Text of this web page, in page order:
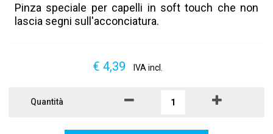
Pinza speciale per capelli in soft touch che non
lascia segni sull'acconciatura.
€ 4,39 IVA incl.
Quantità